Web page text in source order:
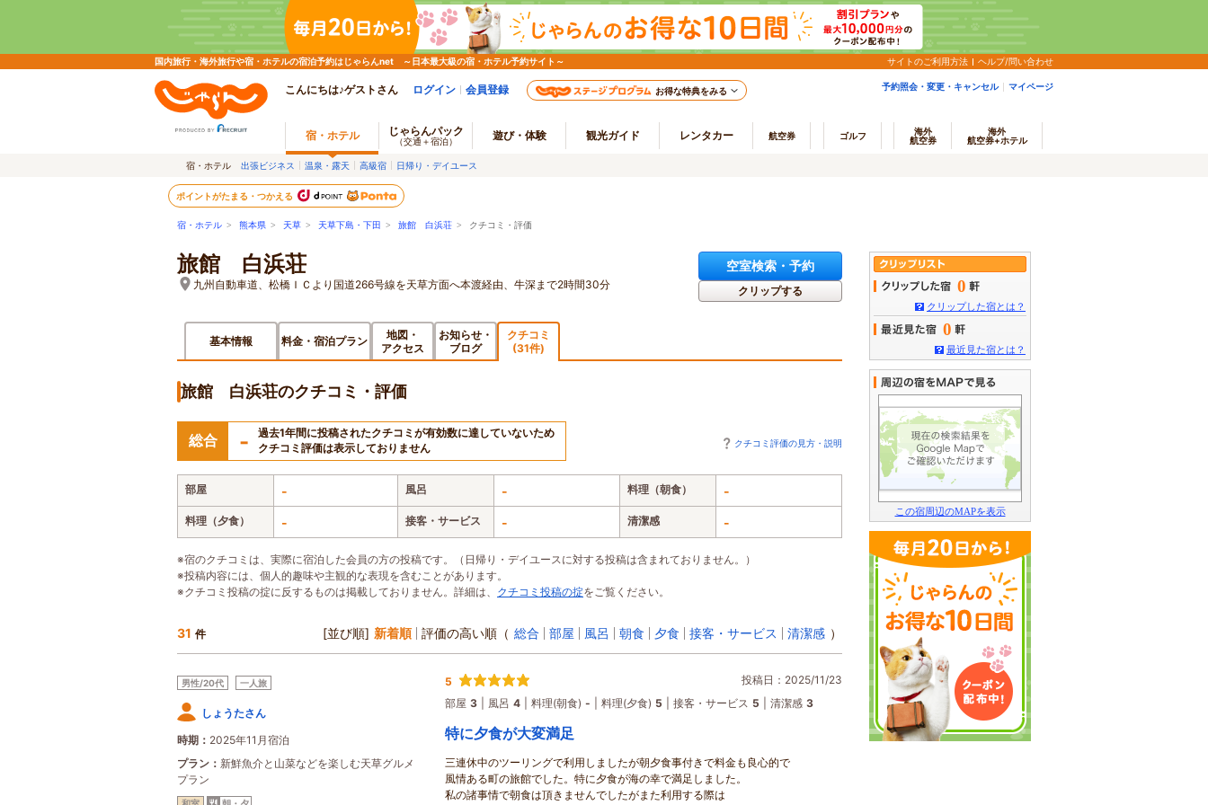
国内旅行・海外旅行や宿・ホテルの宿泊予約はじゃらんnet ～日本最大級の宿・ホテル予約サイト～ サイトのご利用方法 ヘルプ/問い合わせ
こんにちは♪ゲストさん ログイン 会員登録 お得な特典をみる 予約照会・変更・キャンセル マイページ
宿・ホテル じゃらんパック
（交通＋宿泊） 遊び・体験 観光ガイド レンタカー 航空券 ゴルフ
海外
航空券
海外
航空券+ホテル
宿・ホテル 出張ビジネス 温泉・露天 高級宿 日帰り・デイユース
ポイントがたまる・つかえる
宿・ホテル > 熊本県 > 天草 > 天草下島・下田 > 旅館 白浜荘 > クチコミ・評価
旅館 白浜荘
九州自動車道、松橋ＩＣより国道266号線を天草方面へ本渡経由、牛深まで2時間30分
空室検索・予約
クリップする
基本情報 料金・宿泊プラン
地図・
アクセス
お知らせ・
ブログ
クチコミ
(31件)
旅館 白浜荘のクチコミ・評価
総合 -
過去1年間に投稿されたクチコミが有効数に達していないため
クチコミ評価は表示しておりません
クチコミ評価の見方・説明
部屋 - 風呂 - 料理（朝食） -
料理（夕食） - 接客・サービス - 清潔感 -
※宿のクチコミは、実際に宿泊した会員の方の投稿です。（日帰り・デイユースに対する投稿は含まれておりません。）
※投稿内容には、個人的趣味や主観的な表現を含むことがあります。
※クチコミ投稿の掟に反するものは掲載しておりません。詳細は、 クチコミ投稿の掟をご覧ください。
31 件 [並び順] 新着順 評価の高い順 （ 総合 部屋 風呂 朝食 夕食 接客・サービス 清潔感 ）
男性/20代 一人旅
しょうたさん
時期
2025年11月宿泊
プラン
新鮮魚介と山菜などを楽しむ天草グルメ
プラン
5
投稿日：2025/11/23
部屋 3 風呂 4 料理(朝食) - 料理(夕食) 5 接客・サービス 5 清潔感 3
特に夕食が大変満足
三連休中のツーリングで利用しましたが朝夕食事付きで料金も良心的で
風情ある町の旅館でした。特に夕食が海の幸で満足しました。
私の諸事情で朝食は頂きませんでしたがまた利用する際は
0
クリップした宿とは？
0
最近見た宿とは？
この宿周辺のMAPを表示